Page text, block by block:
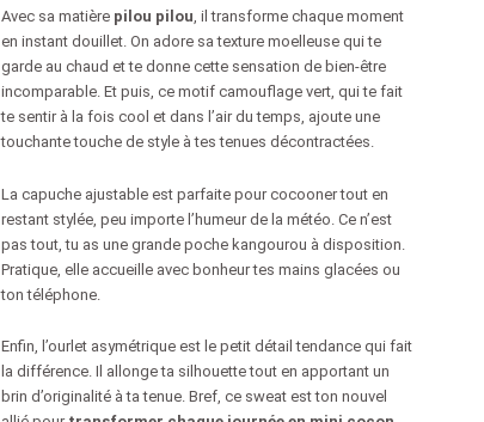
Avec sa matière pilou pilou , il transforme chaque moment
en instant douillet. On adore sa texture moelleuse qui te
garde au chaud et te donne cette sensation de bien-être
incomparable. Et puis, ce motif camouflage vert, qui te fait
te sentir à la fois cool et dans l’air du temps, ajoute une
touchante touche de style à tes tenues décontractées.
La capuche ajustable est parfaite pour cocooner tout en
restant stylée, peu importe l’humeur de la météo. Ce n’est
pas tout, tu as une grande poche kangourou à disposition.
Pratique, elle accueille avec bonheur tes mains glacées ou
ton téléphone.
Enfin, l’ourlet asymétrique est le petit détail tendance qui fait
la différence. Il allonge ta silhouette tout en apportant un
brin d’originalité à ta tenue. Bref, ce sweat est ton nouvel